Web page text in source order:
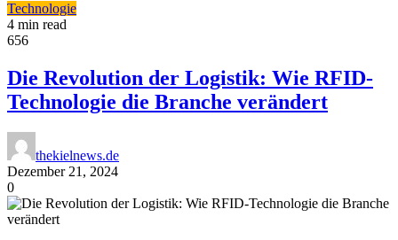
Technologie
4 min read
656
Die Revolution der Logistik: Wie RFID-
Technologie die Branche verändert
thekielnews.de
Dezember 21, 2024
0